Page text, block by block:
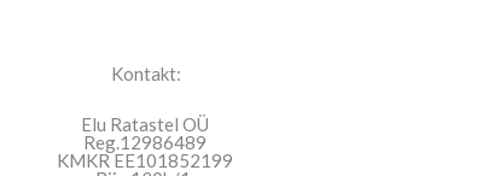
Kontakt:
Elu Ratastel OÜ
Reg.12986489
KMKR EE101852199